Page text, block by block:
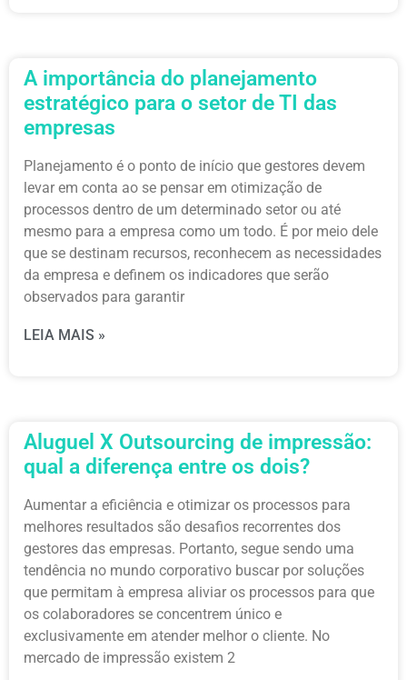
A importância do planejamento
estratégico para o setor de TI das
empresas
Planejamento é o ponto de início que gestores devem
levar em conta ao se pensar em otimização de
processos dentro de um determinado setor ou até
mesmo para a empresa como um todo. É por meio dele
que se destinam recursos, reconhecem as necessidades
da empresa e definem os indicadores que serão
observados para garantir
LEIA MAIS »
Aluguel X Outsourcing de impressão:
qual a diferença entre os dois?
Aumentar a eficiência e otimizar os processos para
melhores resultados são desafios recorrentes dos
gestores das empresas. Portanto, segue sendo uma
tendência no mundo corporativo buscar por soluções
que permitam à empresa aliviar os processos para que
os colaboradores se concentrem único e
exclusivamente em atender melhor o cliente. No
mercado de impressão existem 2